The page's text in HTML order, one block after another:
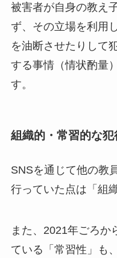
被害者が自身の教え
ず、その立場を利用
を油断させたりして
する事情（情状酌量
す。
組織的・常習的な犯
SNSを通じて他の教
行っていた点は「組
また、2021年ごろか
ている「常習性」も